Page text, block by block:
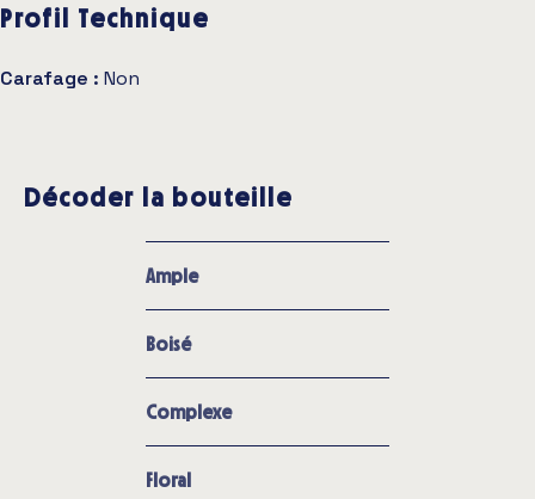
Profil Technique
Carafage : Non
Décoder la bouteille
Ample
Boisé
Complexe
Floral